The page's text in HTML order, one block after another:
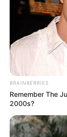
BRAINBERRIES
Remember The
2000s?